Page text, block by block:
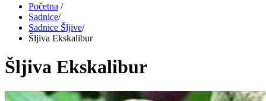
Početna /
Sadnice/
Sadnice Šljive/
Šljiva Ekskalibur
Šljiva Ekskalibur